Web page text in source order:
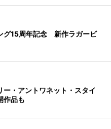
グ15周年記念 新作ラガービ
ー・アントワネット・スタイ
作品も